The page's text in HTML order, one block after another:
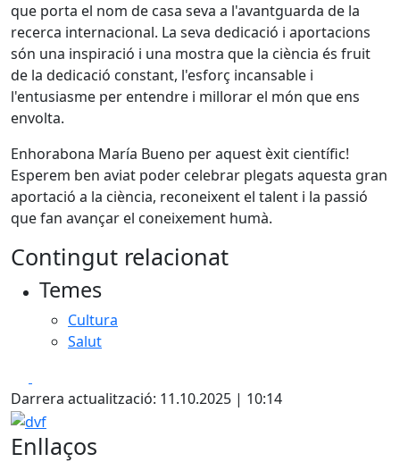
que porta el nom de casa seva a l'avantguarda de la
recerca internacional. La seva dedicació i aportacions
són una inspiració i una mostra que la ciència és fruit
de la dedicació constant, l'esforç incansable i
l'entusiasme per entendre i millorar el món que ens
envolta.
Enhorabona María Bueno per aquest èxit científic!
Esperem ben aviat poder celebrar plegats aquesta gran
aportació a la ciència, reconeixent el talent i la passió
que fan avançar el coneixement humà.
Contingut relacionat
Temes
Cultura
Salut
Darrera actualització: 11.10.2025 | 10:14
dvf
Enllaços